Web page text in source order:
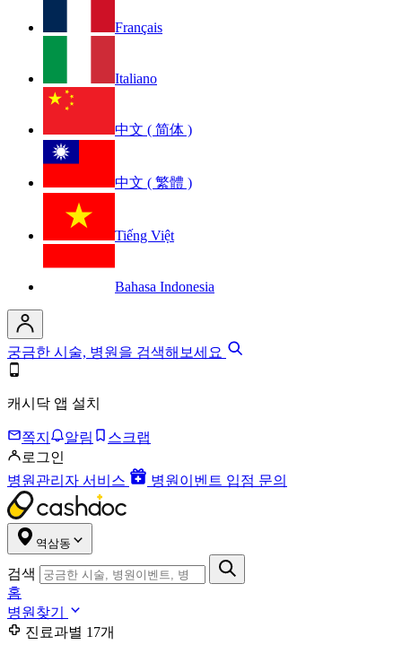
Français
Italiano
中文 ( 简体 )
中文 ( 繁體 )
Tiếng Việt
Bahasa Indonesia
궁금한 시술, 병원을 검색해보세요
캐시닥 앱 설치
쪽지 알림
스크랩
로그인
병원관리자 서비스
병원이벤트 입점 문의
역삼동
검색
홈
병원찾기
진료과별 17개